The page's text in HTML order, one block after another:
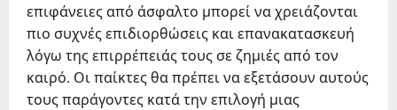
επιφάνειες από άσφαλτο μπορεί να χρειάζονται
πιο συχνές επιδιορθώσεις και επανακατασκευή
λόγω της επιρρέπειάς τους σε ζημιές από τον
καιρό. Οι παίκτες θα πρέπει να εξετάσουν αυτούς
τους παράγοντες κατά την επιλογή μιας